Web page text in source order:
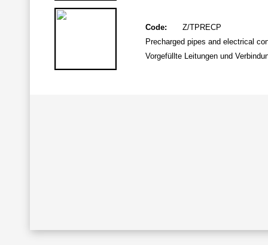
Code:
Z/TPRECP
Precharged pipes and electrical
Vorgefüllte Leitungen und